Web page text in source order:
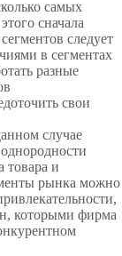
самых
сначала
следует
в сегментах
разные
свои
случае
товара и
рынка можно
которыми фирма